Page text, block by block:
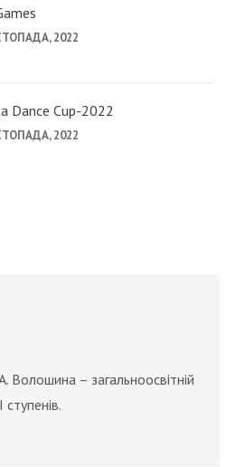
2022
Dance Cup-2022
2022
Волошина – загальноосвітній
ступенів.